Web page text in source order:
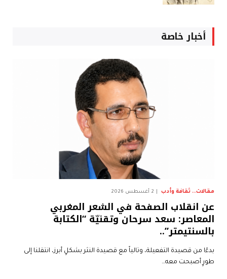
أخبار خاصة
مقالات.. ثقافة وأدب 2 أغسطس 2026
عن انقلاب الصفحة في الشعر المغربي
المعاصر: سعد سرحان وتقنيّة “الكتابة
بالسنتيمتر”..
بدءًا من قصيدة التفعيلة، وتالياً مع قصيدة النثر بشكلٍ أبرز، انتقلنا إلى
طورٍ أصبحت معه…